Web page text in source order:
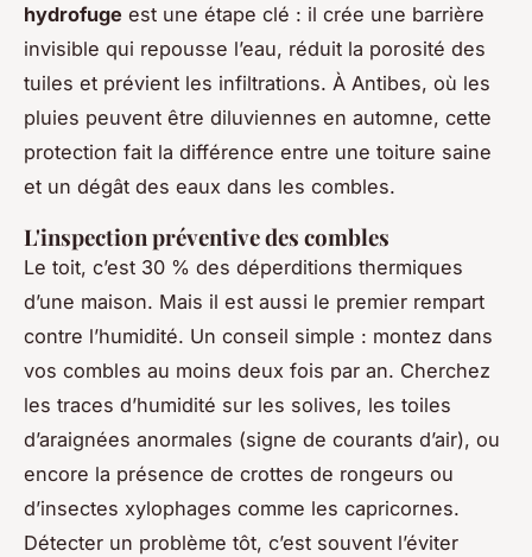
hydrofuge est une étape clé : il crée une barrière
invisible qui repousse l’eau, réduit la porosité des
tuiles et prévient les infiltrations. À Antibes, où les
pluies peuvent être diluviennes en automne, cette
protection fait la différence entre une toiture saine
et un dégât des eaux dans les combles.
L'inspection préventive des combles
Le toit, c’est 30 % des déperditions thermiques
d’une maison. Mais il est aussi le premier rempart
contre l’humidité. Un conseil simple : montez dans
vos combles au moins deux fois par an. Cherchez
les traces d’humidité sur les solives, les toiles
d’araignées anormales (signe de courants d’air), ou
encore la présence de crottes de rongeurs ou
d’insectes xylophages comme les capricornes.
Détecter un problème tôt, c’est souvent l’éviter